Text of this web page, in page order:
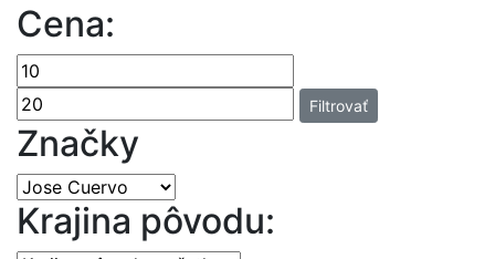
Cena:
Filtrovať
Značky
Krajina pôvodu: